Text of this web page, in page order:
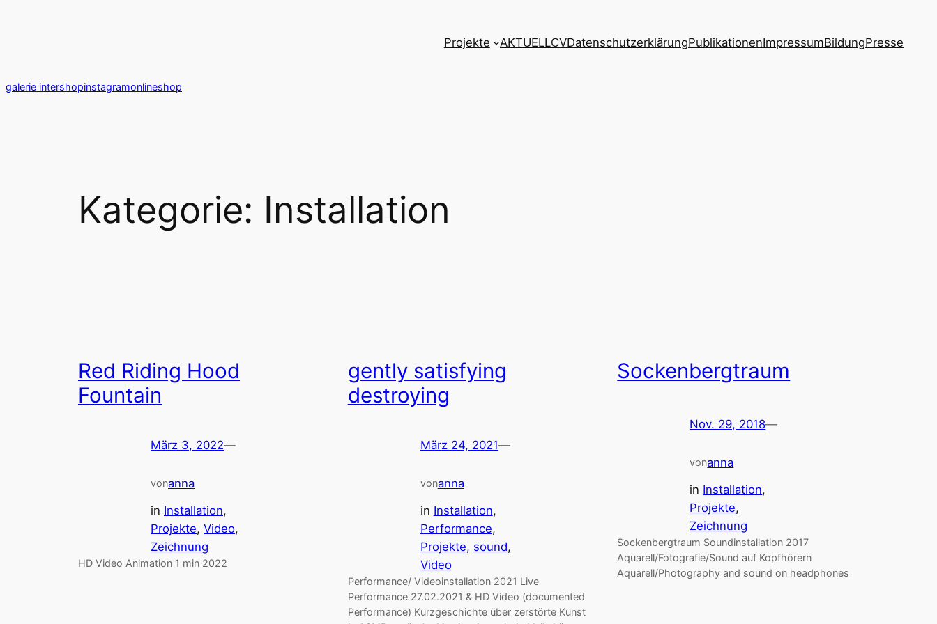
Projekte AKTUELLCVDatenschutzerklärungPublikationenImpressumBildungPresse
galerie intershopinstagramonlineshop
Kategorie: Installation
Red Riding Hood
Fountain
März 3, 2022—
vonanna
in Installation
Projekte, Video
Zeichnung
HD Video Animation 1 min 2022
gently satisfying
destroying
März 24, 2021—
vonanna
in Installation
Performance
Projekte, sound
Video
Performance/ Videoinstallation 2021 Live
Performance 27.02.2021 & HD Video (documented
Performance) Kurzgeschichte über zerstörte Kunst
Sockenbergtraum
Nov. 29, 2018—
vonanna
in Installation
Projekte
Zeichnung
Sockenbergtraum Soundinstallation 2017
Aquarell/Fotografie/Sound auf Kopfhörern
Aquarell/Photography and sound on headphones